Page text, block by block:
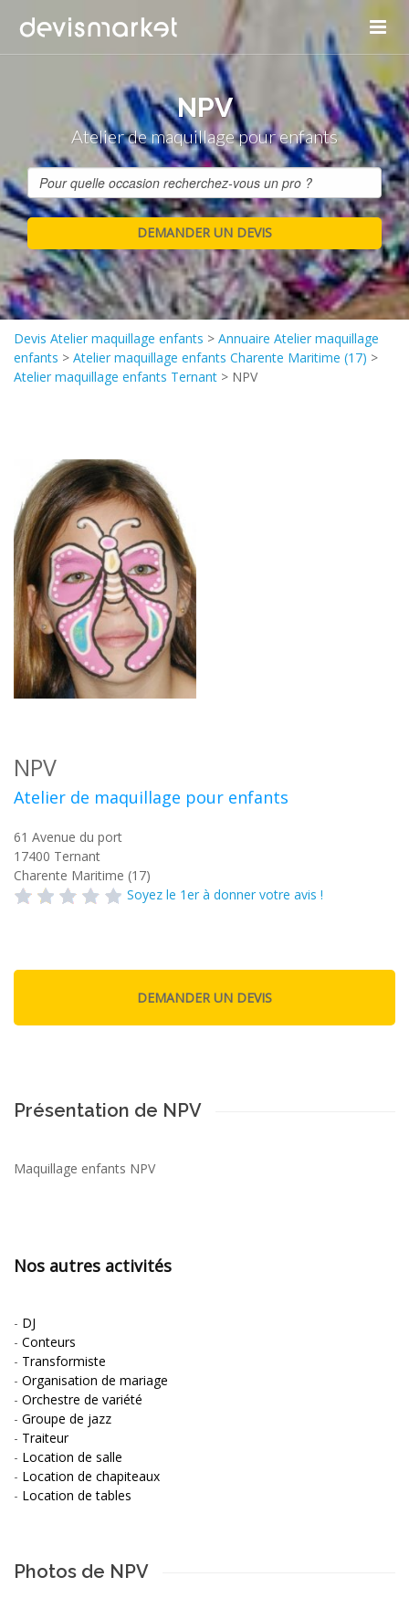
NPV
Atelier de maquillage pour enfants
Devis Atelier maquillage enfants > Annuaire Atelier maquillage
enfants > Atelier maquillage enfants Charente Maritime (17) >
Atelier maquillage enfants Ternant > NPV
NPV
Atelier de maquillage pour enfants
61 Avenue du port
17400 Ternant
Charente Maritime (17)
Soyez le 1er à donner votre avis !
Présentation de NPV
Maquillage enfants NPV
Nos autres activités
- DJ
- Conteurs
- Transformiste
- Organisation de mariage
- Orchestre de variété
- Groupe de jazz
- Traiteur
- Location de salle
- Location de chapiteaux
- Location de tables
Photos de NPV